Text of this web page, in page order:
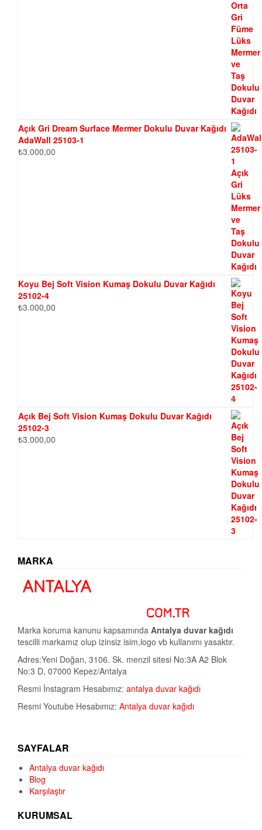
Açık Gri Dream Surface Mermer Dokulu Duvar Kağıdı
AdaWall 25103-1
₺3.000,00
Koyu Bej Soft Vision Kumaş Dokulu Duvar Kağıdı
25102-4
₺3.000,00
Açık Bej Soft Vision Kumaş Dokulu Duvar Kağıdı
25102-3
₺3.000,00
MARKA
Marka koruma kanunu kapsamında Antalya duvar kağıdı
tescilli markamız olup izinsiz isim,logo vb kullanımı yasaktır.
Adres:Yeni Doğan, 3106. Sk. menzil sitesi No:3A A2 Blok
No:3 D, 07000 Kepez/Antalya
Resmi İnstagram Hesabımız: antalya duvar kağıdı
Resmi Youtube Hesabımız: Antalya duvar kağıdı
SAYFALAR
Antalya duvar kağıdı
Blog
Karşılaştır
KURUMSAL